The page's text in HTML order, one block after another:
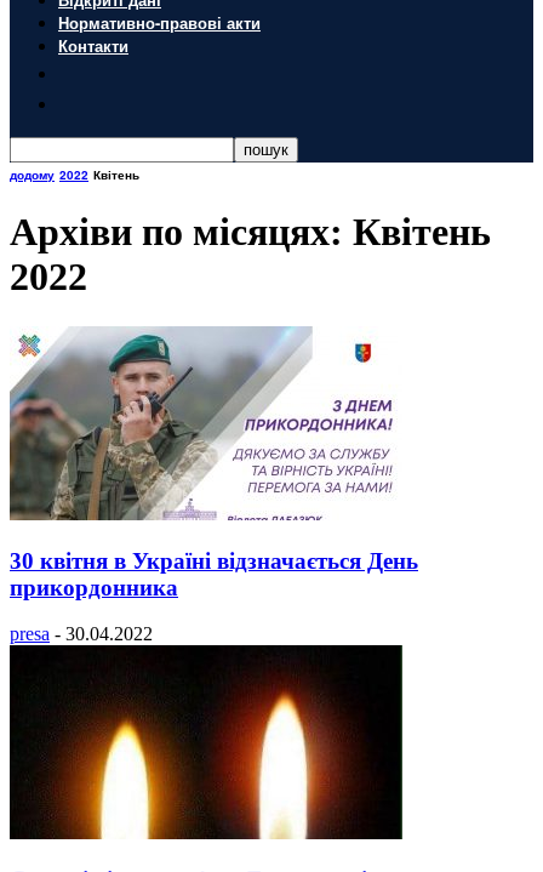
Нормативно-правові акти
Контакти
додому 2022 Квітень
Архіви по місяцях: Квітень
2022
30 квітня в Україні відзначається День
прикордонника
presa - 30.04.2022